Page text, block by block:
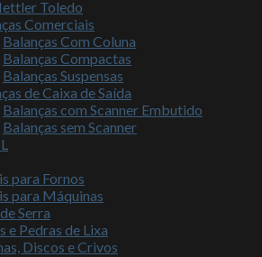
Toledo
Comerciais
Balanças Com Coluna
Balanças Compactas
Balanças Suspensas
de Caixa de Saída
Balanças com Scanner Embutido
Balanças sem Scanner
para Fornos
para Máquinas
Serra
e Pedras de Lixa
Discos e Crivos